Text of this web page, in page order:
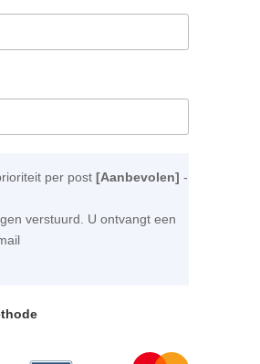
per post [Aanbevolen] -
verstuurd. U ontvangt een